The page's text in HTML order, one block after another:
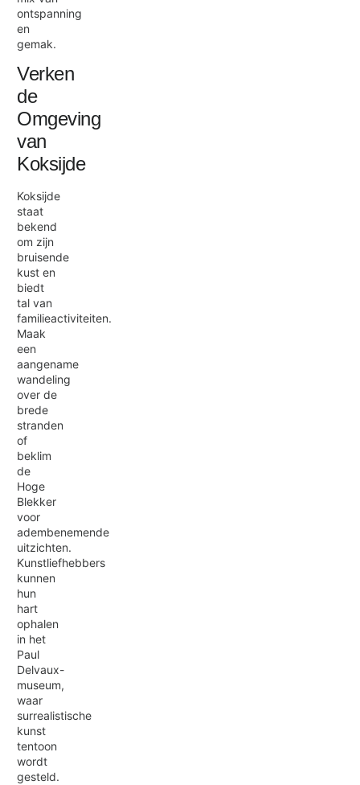
ontspanning
en
gemak.
Verken
de
Omgeving
van
Koksijde
Koksijde
staat
bekend
om zijn
bruisende
kust en
biedt
tal van
familieactiviteiten.
Maak
een
aangename
wandeling
over de
brede
stranden
of
beklim
de
Hoge
Blekker
voor
adembenemende
uitzichten.
Kunstliefhebbers
kunnen
hun
hart
ophalen
in het
Paul
Delvaux-
museum,
waar
surrealistische
kunst
tentoon
wordt
gesteld.